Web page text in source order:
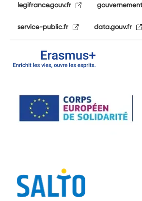
legifrance.gouv.fr
service-public.fr data.gouv.fr